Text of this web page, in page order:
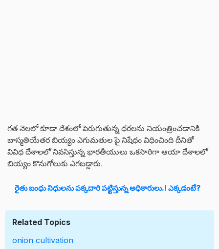
గత నెలలో కూడా దేశంలో పెరుగుతున్న ధరలను నియంత్రించడానికి
బాస్మతియేతర బియ్యం ఎగుమతుల పై నిషేధం విధించింది దీనితో
వివిధ దేశాలలో నివసిస్తున్న భారతీయులు ఒకసారిగా ఆయా దేశాలలో
బియ్యం కొనుగోలుకు ఎగబడ్డారు.
రైతు బంధు నిధులను పక్కదారి పట్టిస్తున్న అధికారులు.! ఎక్కడంటే?
Related Topics
onion cultivation